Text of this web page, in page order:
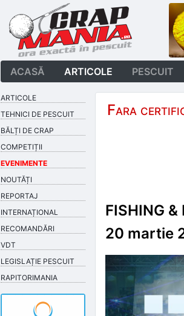
ACASĂ ARTICOLE PESCUIT
Fara
FISHING &
20 martie
ARTICOLE
TEHNICI DE PESCUIT
BĂLȚI DE CRAP
COMPETIȚII
EVENIMENTE
NOUTĂȚI
REPORTAJ
INTERNAȚIONAL
RECOMANDĂRI
VDT
LEGISLAȚIE PESCUIT
RAPITORIMANIA